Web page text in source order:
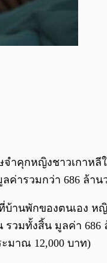
คุกหญิงชาวเกาห
วมกว่า 686 ล้านว
านพักของตนเอง
วมทั้งสิ้น มูลค่า
มาณ 12,000 บาท)